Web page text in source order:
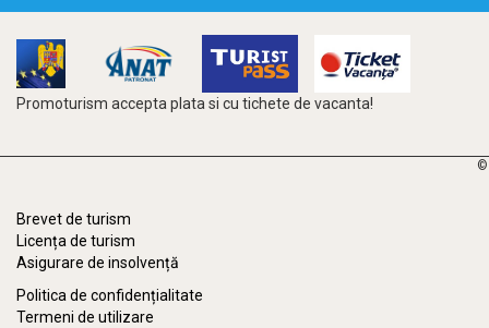
Promoturism accepta plata si cu tichete de vacanta!
©
Brevet de turism
Licența de turism
Asigurare de insolvență
Politica de confidențialitate
Termeni de utilizare